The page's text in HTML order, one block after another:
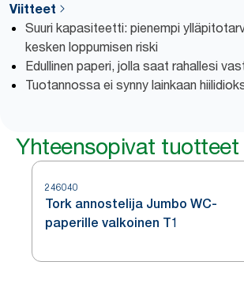
Viitteet
Suuri kapasiteetti: pienempi
kesken loppumisen riski
Edullinen paperi, jolla saat rahallesi
Tuotannossa ei synny lainkaan
Yhteensopivat tuotteet
246040
Tork annostelija Jumbo WC-
paperille valkoinen T1